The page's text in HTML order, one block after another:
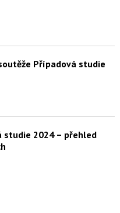
Případová studie
studie 2024 – přehled